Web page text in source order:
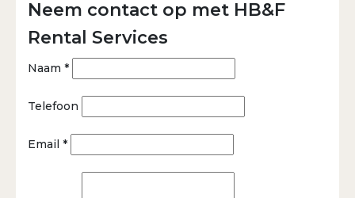
Neem contact op met HB&F
Rental Services
Naam *
Telefoon
Email *